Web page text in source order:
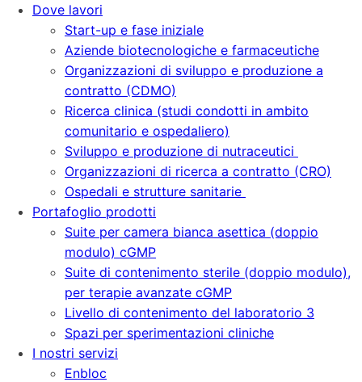
Dove lavori
Start-up e fase iniziale
Aziende biotecnologiche e farmaceutiche
Organizzazioni di sviluppo e produzione a
contratto (CDMO)
Ricerca clinica (studi condotti in ambito
comunitario e ospedaliero)
Sviluppo e produzione di nutraceutici
Organizzazioni di ricerca a contratto (CRO)
Ospedali e strutture sanitarie
Portafoglio prodotti
Suite per camera bianca asettica (doppio
modulo) cGMP
Suite di contenimento sterile (doppio modulo),
per terapie avanzate cGMP
Livello di contenimento del laboratorio 3
Spazi per sperimentazioni cliniche
I nostri servizi
Enbloc